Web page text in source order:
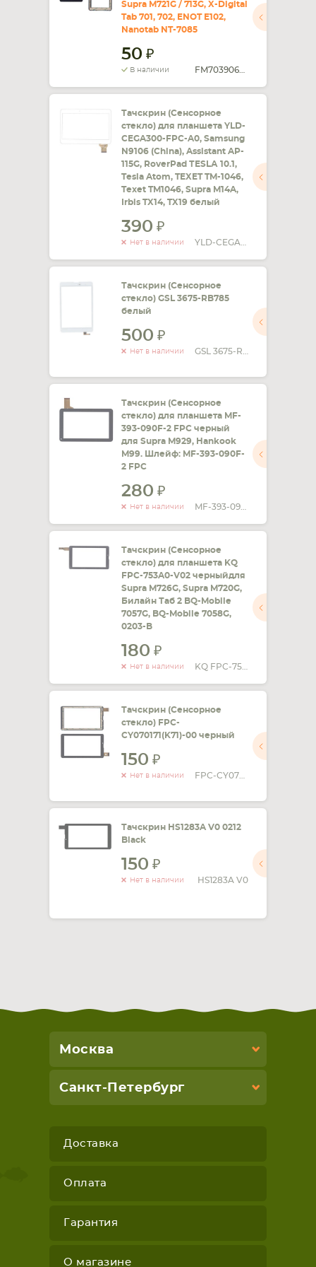
КОМПЛЕКТУЮЩИЕ
Supra M721G / 713G, X-Digital
Tab 701, 702, ENOT E102,
Nanotab NT-7085
50
В наличии
Тачскрин (Сенсорное
стекло) для планшета YLD-
CEGA300-FPC-A0, Samsung
N9106 (China), Assistant AP-
115G, RoverPad ТЕSLА 10.1,
Tesla Atom, TEXET TM-1046,
Texet TM1046, Supra M14A,
Irbis TX14, TX19 белый
390
Нет в наличии
Тачскрин (Сенсорное
стекло) GSL 3675-RB785
белый
500
Нет в наличии
Тачскрин (Сенсорное
стекло) для планшета MF-
393-090F-2 FPC черный
для Supra M929, Hankook
M99. Шлейф: MF-393-090F-
2 FPC
280
Нет в наличии
Тачскрин (Сенсорное
стекло) для планшета KQ
FPC-753A0-V02 черныйдля
Supra M726G, Supra M720G,
Билайн Таб 2 BQ-Mobile
7057G, BQ-Mobile 7058G,
0203-B
180
Нет в наличии
Тачскрин (Сенсорное
стекло) FPC-
CY070171(K71)-00 черный
150
Нет в наличии
Тачскрин HS1283A V0 0212
Black
150
Нет в наличии HS1283A V0
Москва
Санкт-Петербург
Доставка
Оплата
Гарантия
О магазине